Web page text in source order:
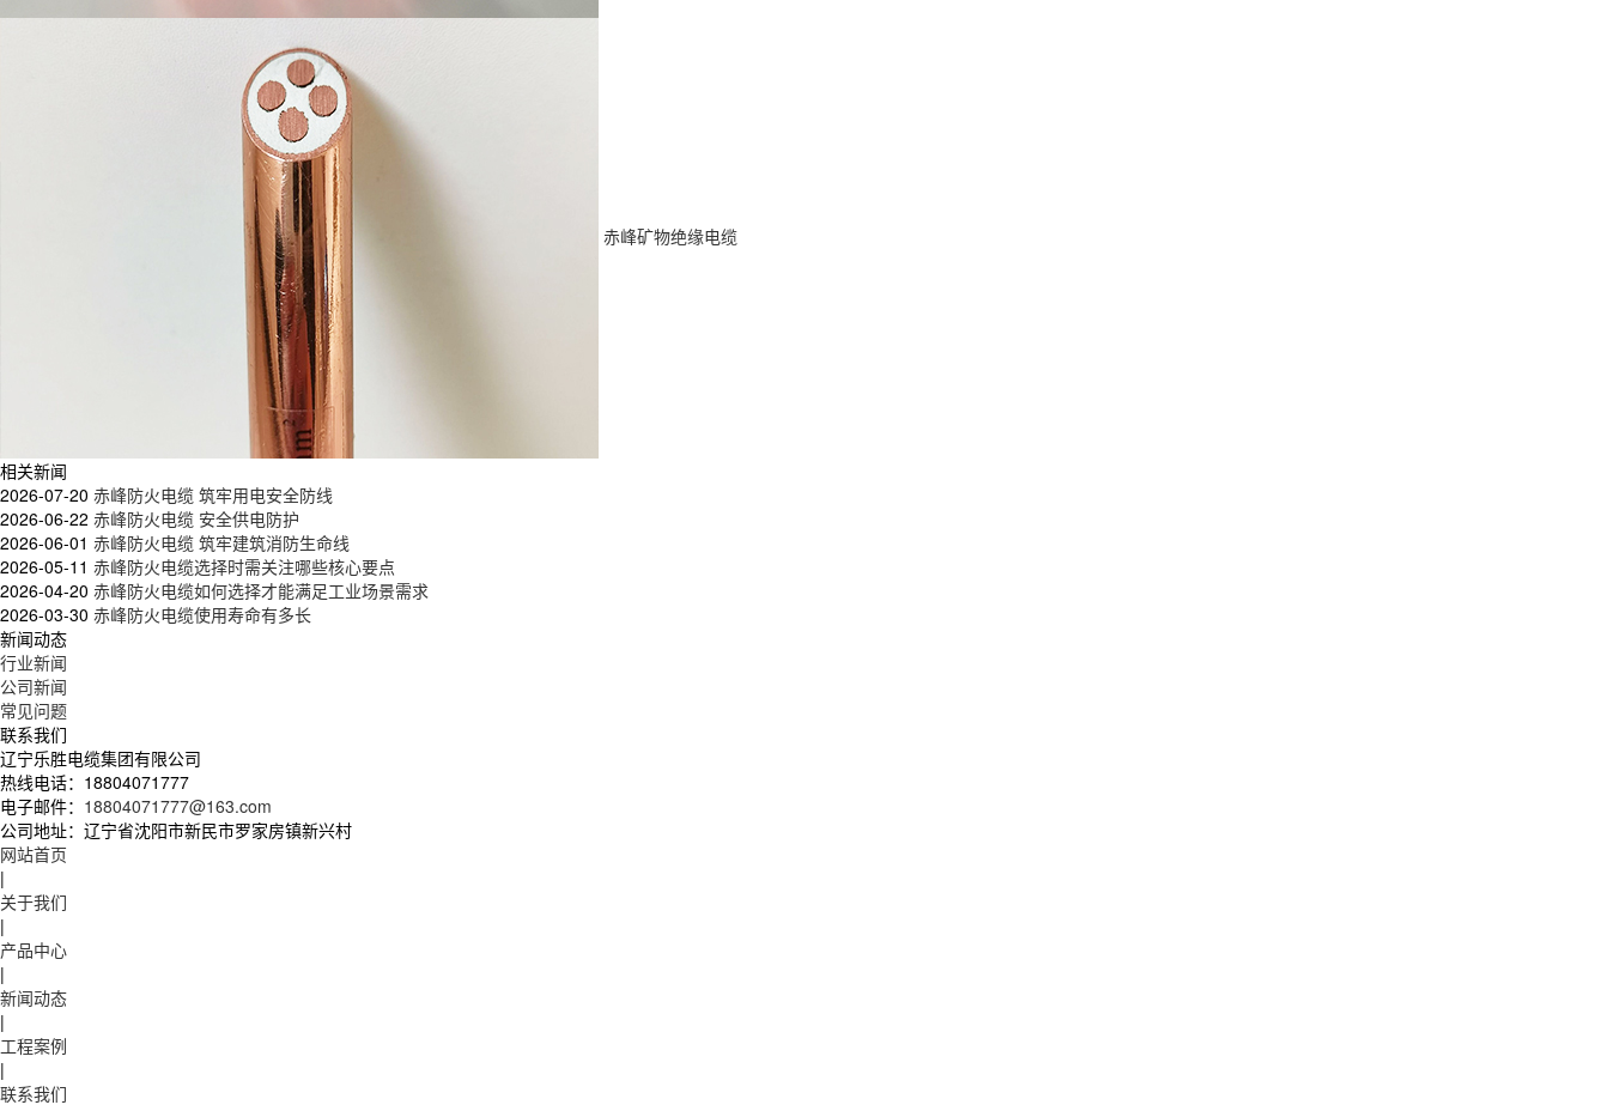
赤峰矿物绝缘电缆
相关新闻
2026-07-20 赤峰防火电缆 筑牢用电安全防线
2026-06-22 赤峰防火电缆 安全供电防护
2026-06-01 赤峰防火电缆 筑牢建筑消防生命线
2026-05-11 赤峰防火电缆选择时需关注哪些核心要点
2026-04-20 赤峰防火电缆如何选择才能满足工业场景需求
2026-03-30 赤峰防火电缆使用寿命有多长
新闻动态
行业新闻
公司新闻
常见问题
联系我们
辽宁乐胜电缆集团有限公司
热线电话： 18804071777
电子邮件： 18804071777@163.com
公司地址： 辽宁省沈阳市新民市罗家房镇新兴村
网站首页
|
关于我们
|
产品中心
|
新闻动态
|
工程案例
|
联系我们